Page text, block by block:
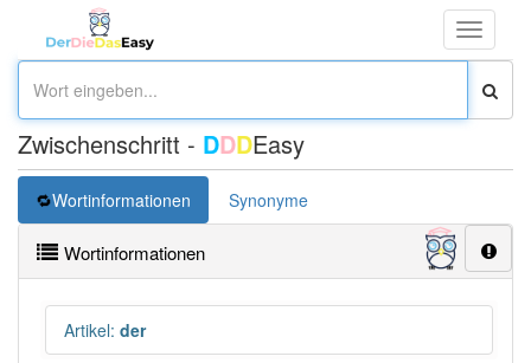
Toggle
Zwischenschritt - DDDEasy
Wortinformationen Synonyme
Wortinformationen
Artikel: der